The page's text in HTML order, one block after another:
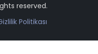
reserved.
Politikası